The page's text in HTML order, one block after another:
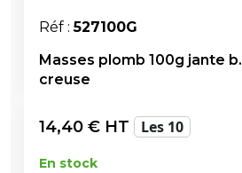
Réf :527100G
Masses plomb 100g jante b.
creuse
14,40 € HT Les 10
En stock